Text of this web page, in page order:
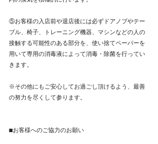
⑤お客様の入店前や退店後には必ずドアノブやテー
ブル、椅子、トレーニング機器、マシンなどの人の
接触する可能性のある部分を、使い捨てペーパーを
用いて専用の消毒液によって消毒・除菌を行ってい
きます。﻿
※その他にもご安心してお過ごし頂けるよう、最善
の努力を尽くして参ります。﻿
■お客様へのご協力のお願い﻿